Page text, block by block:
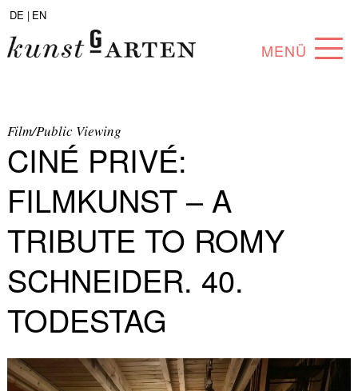
DE | EN
MENÜ
SAMMLUNG
KÜNSTLER*INNEN
PARTNER*INNEN
ANGEBOTE
Film/Public Viewing
CINÉ PRIVÉ:
FILMKUNST – A
TRIBUTE TO ROMY
SCHNEIDER. 40.
TODESTAG